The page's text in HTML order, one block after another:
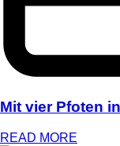
Mit vier Pfoten
READ MORE